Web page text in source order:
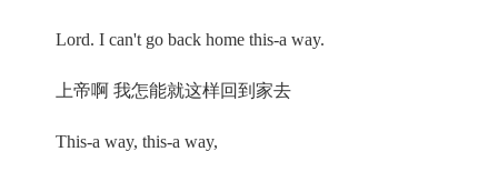
Lord. I can't go back home this-a way.
上帝啊 我怎能就这样回到家去
This-a way, this-a way,